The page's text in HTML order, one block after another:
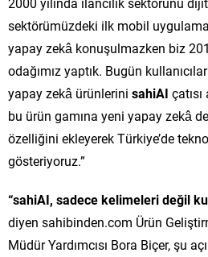
sektörümüzdeki ilk mobil
yapay zekâ konuşulmazken biz
odağımız yaptık. Bugün
yapay zekâ ürünlerini sahiAI
bu ürün gamına yeni yapay zekâ
özelliğini ekleyerek Türkiye’de
gösteriyoruz.”
“sahiAI, sadece kelimeleri değil
diyen sahibinden.com Ürün
Müdür Yardımcısı Bora Biçer, şu